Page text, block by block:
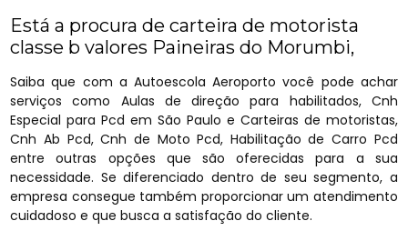
Está a procura de carteira de motorista
classe b valores Paineiras do Morumbi,
Saiba que com a Autoescola Aeroporto você pode achar
serviços como Aulas de direção para habilitados, Cnh
Especial para Pcd em São Paulo e Carteiras de motoristas,
Cnh Ab Pcd, Cnh de Moto Pcd, Habilitação de Carro Pcd
entre outras opções que são oferecidas para a sua
necessidade. Se diferenciado dentro de seu segmento, a
empresa consegue também proporcionar um atendimento
cuidadoso e que busca a satisfação do cliente.